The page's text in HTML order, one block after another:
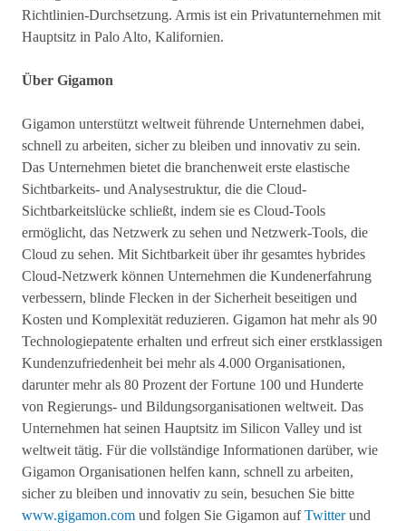
Richtlinien-Durchsetzung. Armis ist ein Privatunternehmen mit
Hauptsitz in Palo Alto, Kalifornien.
Über Gigamon
Gigamon unterstützt weltweit führende Unternehmen dabei,
schnell zu arbeiten, sicher zu bleiben und innovativ zu sein.
Das Unternehmen bietet die branchenweit erste elastische
Sichtbarkeits- und Analysestruktur, die die Cloud-
Sichtbarkeitslücke schließt, indem sie es Cloud-Tools
ermöglicht, das Netzwerk zu sehen und Netzwerk-Tools, die
Cloud zu sehen. Mit Sichtbarkeit über ihr gesamtes hybrides
Cloud-Netzwerk können Unternehmen die Kundenerfahrung
verbessern, blinde Flecken in der Sicherheit beseitigen und
Kosten und Komplexität reduzieren. Gigamon hat mehr als 90
Technologiepatente erhalten und erfreut sich einer erstklassigen
Kundenzufriedenheit bei mehr als 4.000 Organisationen,
darunter mehr als 80 Prozent der Fortune 100 und Hunderte
von Regierungs- und Bildungsorganisationen weltweit. Das
Unternehmen hat seinen Hauptsitz im Silicon Valley und ist
weltweit tätig. Für die vollständige Informationen darüber, wie
Gigamon Organisationen helfen kann, schnell zu arbeiten,
sicher zu bleiben und innovativ zu sein, besuchen Sie bitte
www.gigamon.com und folgen Sie Gigamon aufTwitterund